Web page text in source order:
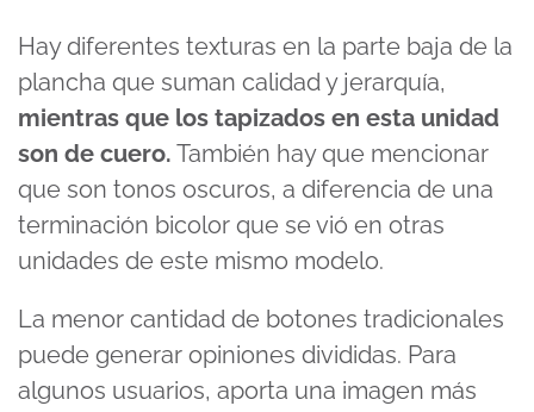
Hay diferentes texturas en la parte baja de la
plancha que suman calidad y jerarquía,
mientras que los tapizados en esta unidad
son de cuero. También hay que mencionar
que son tonos oscuros, a diferencia de una
terminación bicolor que se vió en otras
unidades de este mismo modelo.
La menor cantidad de botones tradicionales
puede generar opiniones divididas. Para
algunos usuarios, aporta una imagen más